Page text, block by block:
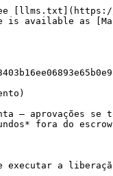
is available as
— aprovações se
fora do
executar a